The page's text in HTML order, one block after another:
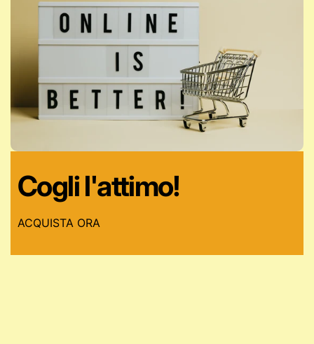
Cogli l'attimo!
ACQUISTA ORA